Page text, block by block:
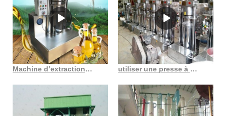
Machine d’extraction d’huile de presse à froid d’approvisionnement d’usine au Gabon utiliser une presse à huile de sésame en France